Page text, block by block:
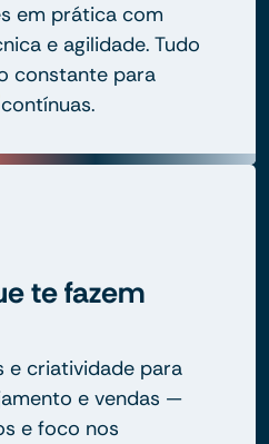
em prática com
e agilidade. Tudo
constante para
te fazem
e criatividade para
e vendas —
e foco nos